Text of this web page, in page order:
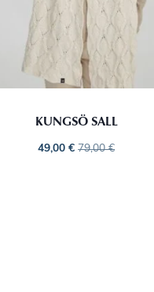
KUNGSÖ SALL
49,00€ 79,00€